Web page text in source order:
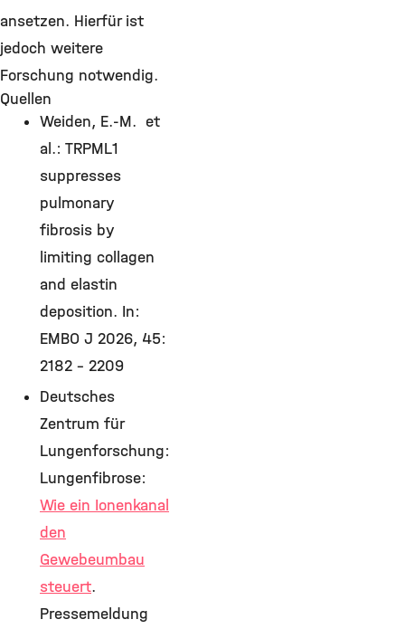
ansetzen. Hierfür ist
jedoch weitere
Forschung notwendig.
Quellen
Weiden, E.-M. et
al.: TRPML1
suppresses
pulmonary
fibrosis by
limiting collagen
and elastin
deposition. In:
EMBO J 2026, 45:
2182 – 2209
Deutsches
Zentrum für
Lungenforschung:
Lungenfibrose:
Wie ein Ionenkanal
den
Gewebeumbau
steuert.
Pressemeldung